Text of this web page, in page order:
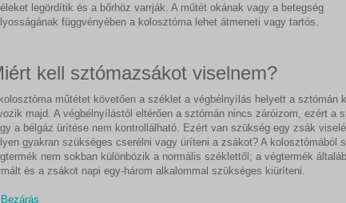
legördítik és a bőrhöz varrják. A műtét okának vagy a betegség
függvényében a kolosztóma lehet átmeneti vagy tartós.
kell sztómazsákot viselnem?
műtétet követően a széklet a végbélnyílás helyett a sztómán
majd. A végbélnyílástól eltérően a sztómán nincs záróizom, ezért a
a bélgáz ürítése nem kontrollálható. Ezért van szükség egy zsák
gyakran szükséges cserélni vagy üríteni a zsákot? A kolosztómából
nem sokban különbözik a normális széklettől; a végtermék
és a zsákot napi egy-három alkalommal szükséges kiüríteni.
Bezárás